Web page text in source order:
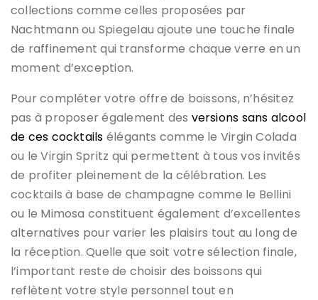
collections comme celles proposées par
Nachtmann ou Spiegelau ajoute une touche finale
de raffinement qui transforme chaque verre en un
moment d’exception.
Pour compléter votre offre de boissons, n’hésitez
pas à proposer également des versions sans alcool
de ces cocktails élégants comme le Virgin Colada
ou le Virgin Spritz qui permettent à tous vos invités
de profiter pleinement de la célébration. Les
cocktails à base de champagne comme le Bellini
ou le Mimosa constituent également d’excellentes
alternatives pour varier les plaisirs tout au long de
la réception. Quelle que soit votre sélection finale,
l’important reste de choisir des boissons qui
reflètent votre style personnel tout en